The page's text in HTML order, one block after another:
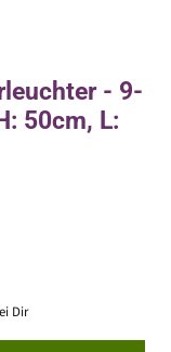
- 9-
50cm, L:
Dir